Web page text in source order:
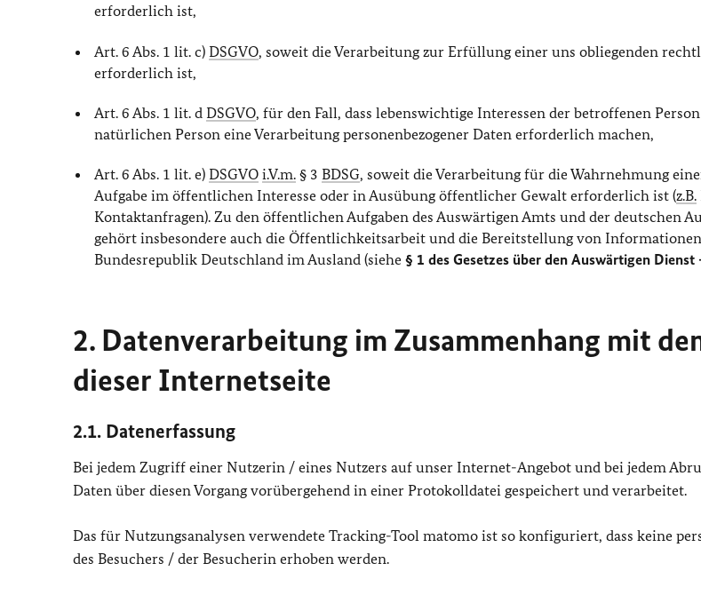
erforderlich ist,
Art. 6 Abs. 1 lit. c) DSGVO, soweit die Verarbeitung zur Erfüllung einer uns obliegenden
erforderlich ist,
Art. 6 Abs. 1 lit. d DSGVO, für den Fall, dass lebenswichtige Interessen der betroffenen
natürlichen Person eine Verarbeitung personenbezogener Daten erforderlich machen,
Art. 6 Abs. 1 lit. e) DSGVO i.V.m. § 3 BDSG, soweit die Verarbeitung für die Wahrnehmung
Aufgabe im öffentlichen Interesse oder in Ausübung öffentlicher Gewalt erforderlich ist (z.B.
Kontaktanfragen). Zu den öffentlichen Aufgaben des Auswärtigen Amts und der deutschen
gehört insbesondere auch die Öffentlichkeitsarbeit und die Bereitstellung von
Bundesrepublik Deutschland im Ausland (siehe § 1 des Gesetzes über den Auswärtigen Dienst
2. Datenverarbeitung im Zusammenhang mit
dieser Internetseite
2.1. Datenerfassung
Bei jedem Zugriff einer Nutzerin / eines Nutzers auf unser Internet-Angebot und bei jedem
Daten über diesen Vorgang vorübergehend in einer Protokolldatei gespeichert und verarbeitet.
Das für Nutzungsanalysen verwendete Tracking-Tool matomo ist so konfiguriert, dass keine
des Besuchers / der Besucherin erhoben werden.